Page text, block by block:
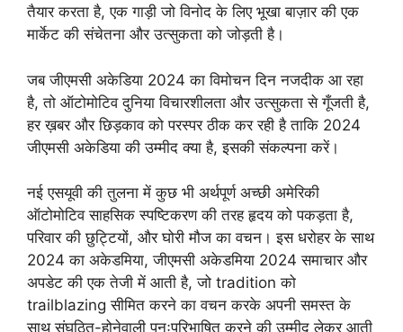
तैयार करता है, एक गाड़ी जो विनोद के लिए भूखा बाज़ार की एक
मार्केट की संचेतना और उत्सुकता को जोड़ती है।
जब जीएमसी अकेडिया 2024 का विमोचन दिन नजदीक आ रहा
है, तो ऑटोमोटिव दुनिया विचारशीलता और उत्सुकता से गूँजती है,
हर ख़बर और छिड़काव को परस्पर ठीक कर रही है ताकि 2024
जीएमसी अकेडिया की उम्मीद क्या है, इसकी संकल्पना करें।
नई एसयूवी की तुलना में कुछ भी अर्थपूर्ण अच्छी अमेरिकी
ऑटोमोटिव साहसिक स्पष्टिकरण की तरह हृदय को पकड़ता है,
परिवार की छुट्टियों, और घोरी मौज का वचन। इस धरोहर के साथ
2024 का अकेडमिया, जीएमसी अकेडमिया 2024 समाचार और
अपडेट की एक तेजी में आती है, जो tradition को
trailblazing सीमित करने का वचन करके अपनी समस्त के
साथ संघठित-होनेवाली पुनःपरिभाषित करने की उम्मीद लेकर आती